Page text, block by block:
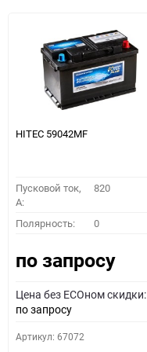
HITEC 59042MF
Пусковой ток,
A:
820
Полярность: 0
по запросу
Цена без ECOном скидки:
по запросу
Артикул: 67072